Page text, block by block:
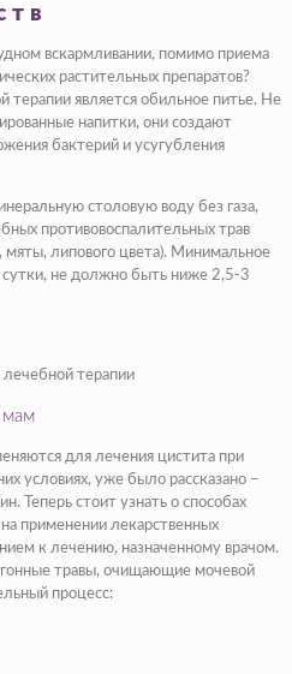
вскармливании, помимо приема
растительных препаратов?
является обильное питье. Не
напитки, они создают
бактерий и усугубления
столовую воду без газа,
противовоспалительных трав
липового цвета). Минимальное
сутки, не должно быть ниже 2,5-3
лечебной терапии
мам
для лечения цистита при
условиях, уже было рассказано –
Теперь стоит узнать о способах
применении лекарственных
к лечению, назначенному врачом.
травы, очищающие мочевой
процесс: